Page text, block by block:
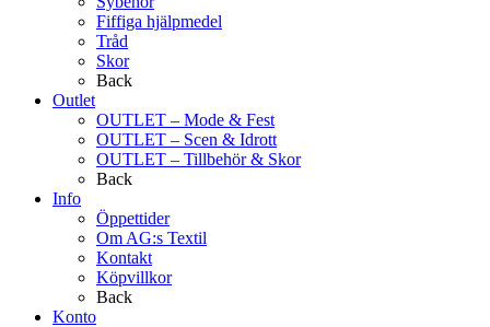
Fiffiga hjälpmedel
Tråd
Skor
Back
Outlet
OUTLET – Mode & Fest
OUTLET – Scen & Idrott
OUTLET – Tillbehör & Skor
Back
Info
Öppettider
Om AG:s Textil
Kontakt
Köpvillkor
Back
Konto